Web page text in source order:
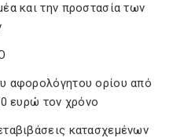
και την προστασία των
αφορολόγητου ορίου από
ευρώ τον χρόνο
κατασχεμένων